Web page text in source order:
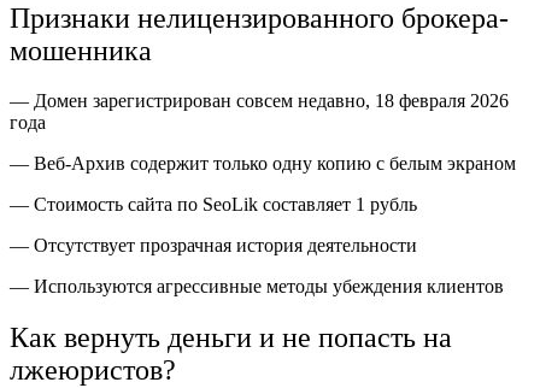
Признаки нелицензированного брокера-
мошенника
— Домен зарегистрирован совсем недавно, 18 февраля 2026
года
— Веб-Архив содержит только одну копию с белым экраном
— Стоимость сайта по SeoLik составляет 1 рубль
— Отсутствует прозрачная история деятельности
— Используются агрессивные методы убеждения клиентов
Как вернуть деньги и не попасть на
лжеюристов?